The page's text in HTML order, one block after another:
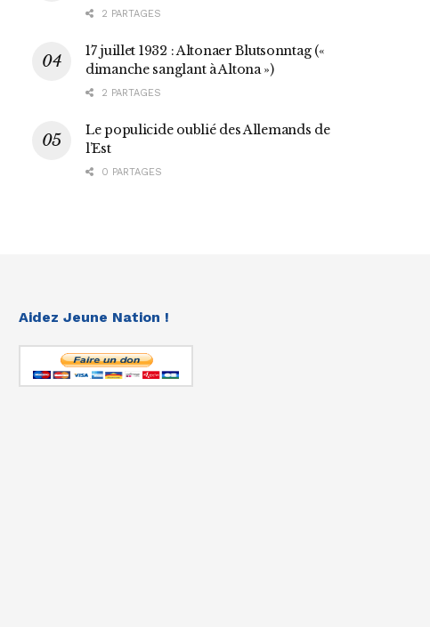
2 PARTAGES
17 juillet 1932 : Altonaer Blutsonntag («
dimanche sanglant à Altona »)
2 PARTAGES
Le populicide oublié des Allemands de
l’Est
0 PARTAGES
Aidez Jeune Nation !